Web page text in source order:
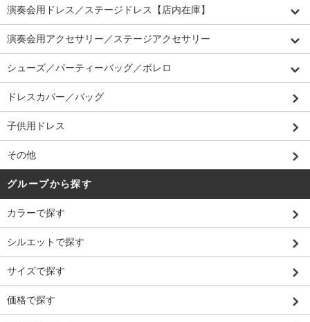
演奏会用ドレス／ステージドレス【店内在庫】
演奏会用アクセサリー／ステージアクセサリー
シューズ／パーティーバッグ／ボレロ
ドレスカバー／バッグ
子供用ドレス
その他
グループから探す
カラーで探す
シルエットで探す
サイズで探す
価格で探す